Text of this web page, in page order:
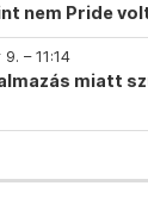
nem Pride
– 11:14
miatt